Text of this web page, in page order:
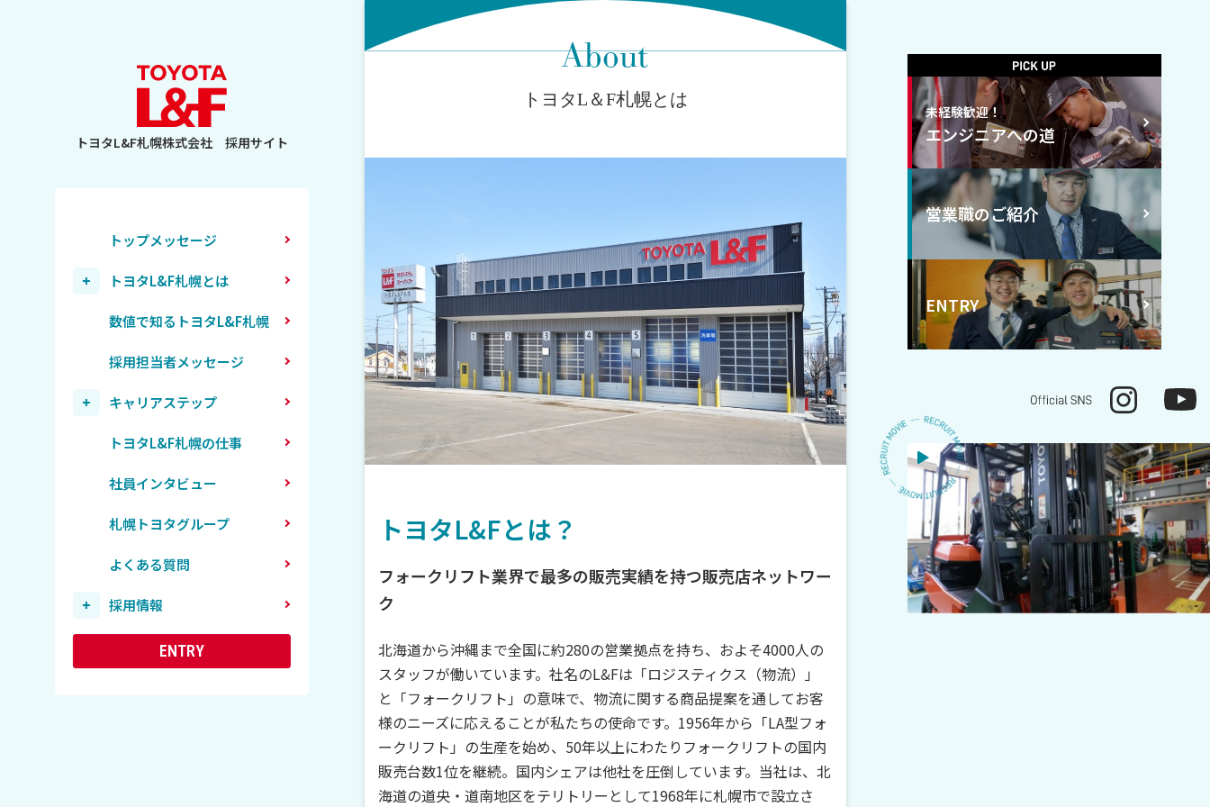
トヨタL&F札幌株式会社採用サイト
トップメッセージ
トヨタL&F札幌とは
会社概要と沿革
数値で知るトヨタL&F札幌
採用担当者メッセージ
キャリアステップ
社内研修
トレーニングセンター
修
トヨタL&F札幌の仕事
社員インタビュー
札幌トヨタグループ
よくある質問
採用情報
キャリア採用
新卒／第二新卒採用
ENTRY
未経験歓迎！
エンジニアへの道
営業職のご紹介
ENTRY
About
トヨタL＆F札幌とは
トヨタL&Fとは？
フォークリフト業界で最多の販売実績を持つ販売店ネットワー
ク
北海道から沖縄まで全国に約280の営業拠点を持ち、およそ4000人の
スタッフが働いています。社名のL&Fは「ロジスティクス（物流）」
と「フォークリフト」の意味で、物流に関する商品提案を通してお客
様のニーズに応えることが私たちの使命です。1956年から「LA型フォ
ークリフト」の生産を始め、50年以上にわたりフォークリフトの国内
販売台数1位を継続。国内シェアは他社を圧倒しています。当社は、北
海道の道央・道南地区をテリトリーとして1968年に札幌市で設立さ